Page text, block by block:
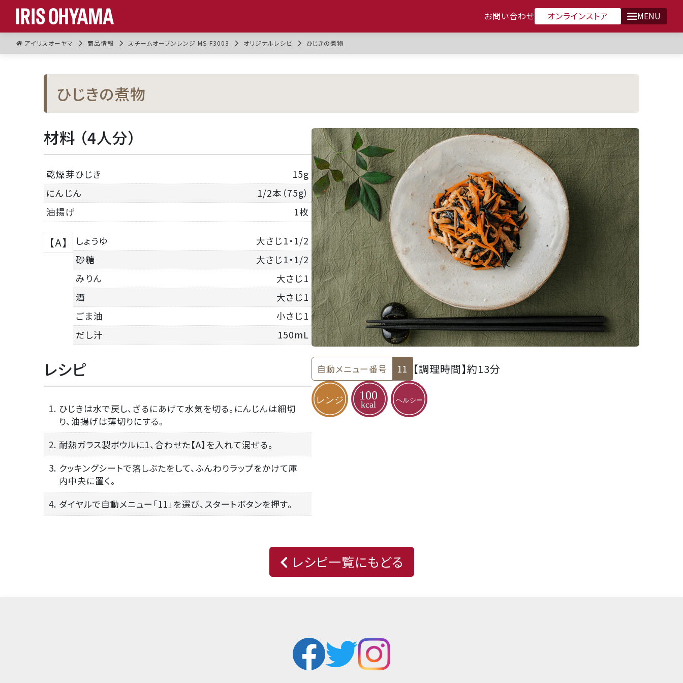
お問い合わせ オンラインストア MENU
アイリスオーヤマ 商品情報 スチームオーブンレンジ MS-F3003 オリジナルレシピ ひじきの煮物
ひじきの煮物
自動メニュー番号 11 【調理時間】約13分
材料 （4人分）
乾燥芽ひじき
15g
にんじん
1/2本（75g）
油揚げ
1枚
【A】 しょうゆ
大さじ1・1/2
砂糖
大さじ1・1/2
みりん
大さじ1
酒
大さじ1
ごま油
小さじ1
だし汁
150mL
レシピ
1. ひじきは水で戻し、ざるにあげて水気を切る。にんじんは細切
り、油揚げは薄切りにする。
2. 耐熱ガラス製ボウルに1、合わせた【A】を入れて混ぜる。
3. クッキングシートで落しぶたをして、ふんわりラップをかけて庫
内中央に置く。
4. ダイヤルで自動メニュー「11」を選び、スタートボタンを押す。
レシピ一覧にもどる